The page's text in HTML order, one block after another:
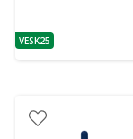
patarimas
VESK25